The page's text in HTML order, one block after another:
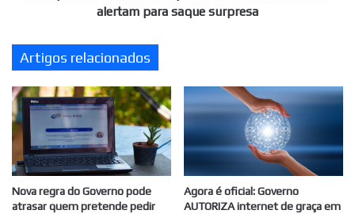
saque
surpresa
alertam para saque surpresa
Artigos relacionados
Nova regra do Governo pode
atrasar quem pretende pedir
Agora é oficial: Governo
AUTORIZA internet de graça em